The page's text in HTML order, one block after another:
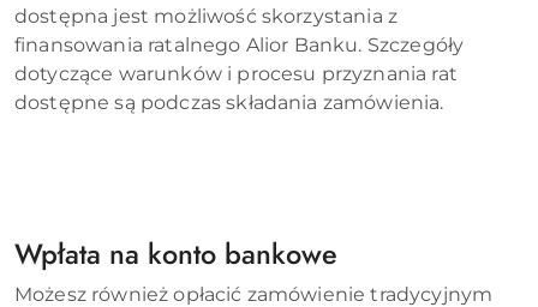
dostępna jest możliwość skorzystania z
finansowania ratalnego Alior Banku. Szczegóły
dotyczące warunków i procesu przyznania rat
dostępne są podczas składania zamówienia.
Wpłata na konto bankowe
Możesz również opłacić zamówienie tradycyjnym